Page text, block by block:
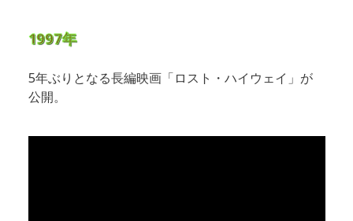
1997年
5年ぶりとなる長編映画「ロスト・ハイウェイ」が
公開。